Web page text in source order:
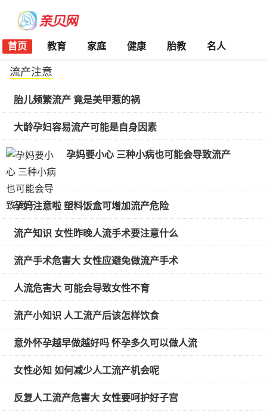
首页 教育 家庭 健康 胎教 名人
流产注意
胎儿频繁流产 竟是美甲惹的祸
大龄孕妇容易流产可能是自身因素
孕妈要小心 三种小病也可能会导致流产
孕妈注意啦 塑料饭盒可增加流产危险
流产知识 女性昨晚人流手术要注意什么
流产手术危害大 女性应避免做流产手术
人流危害大 可能会导致女性不育
流产小知识 人工流产后该怎样饮食
意外怀孕越早做越好吗 怀孕多久可以做人流
女性必知 如何减少人工流产机会呢
反复人工流产危害大 女性要呵护好子宫